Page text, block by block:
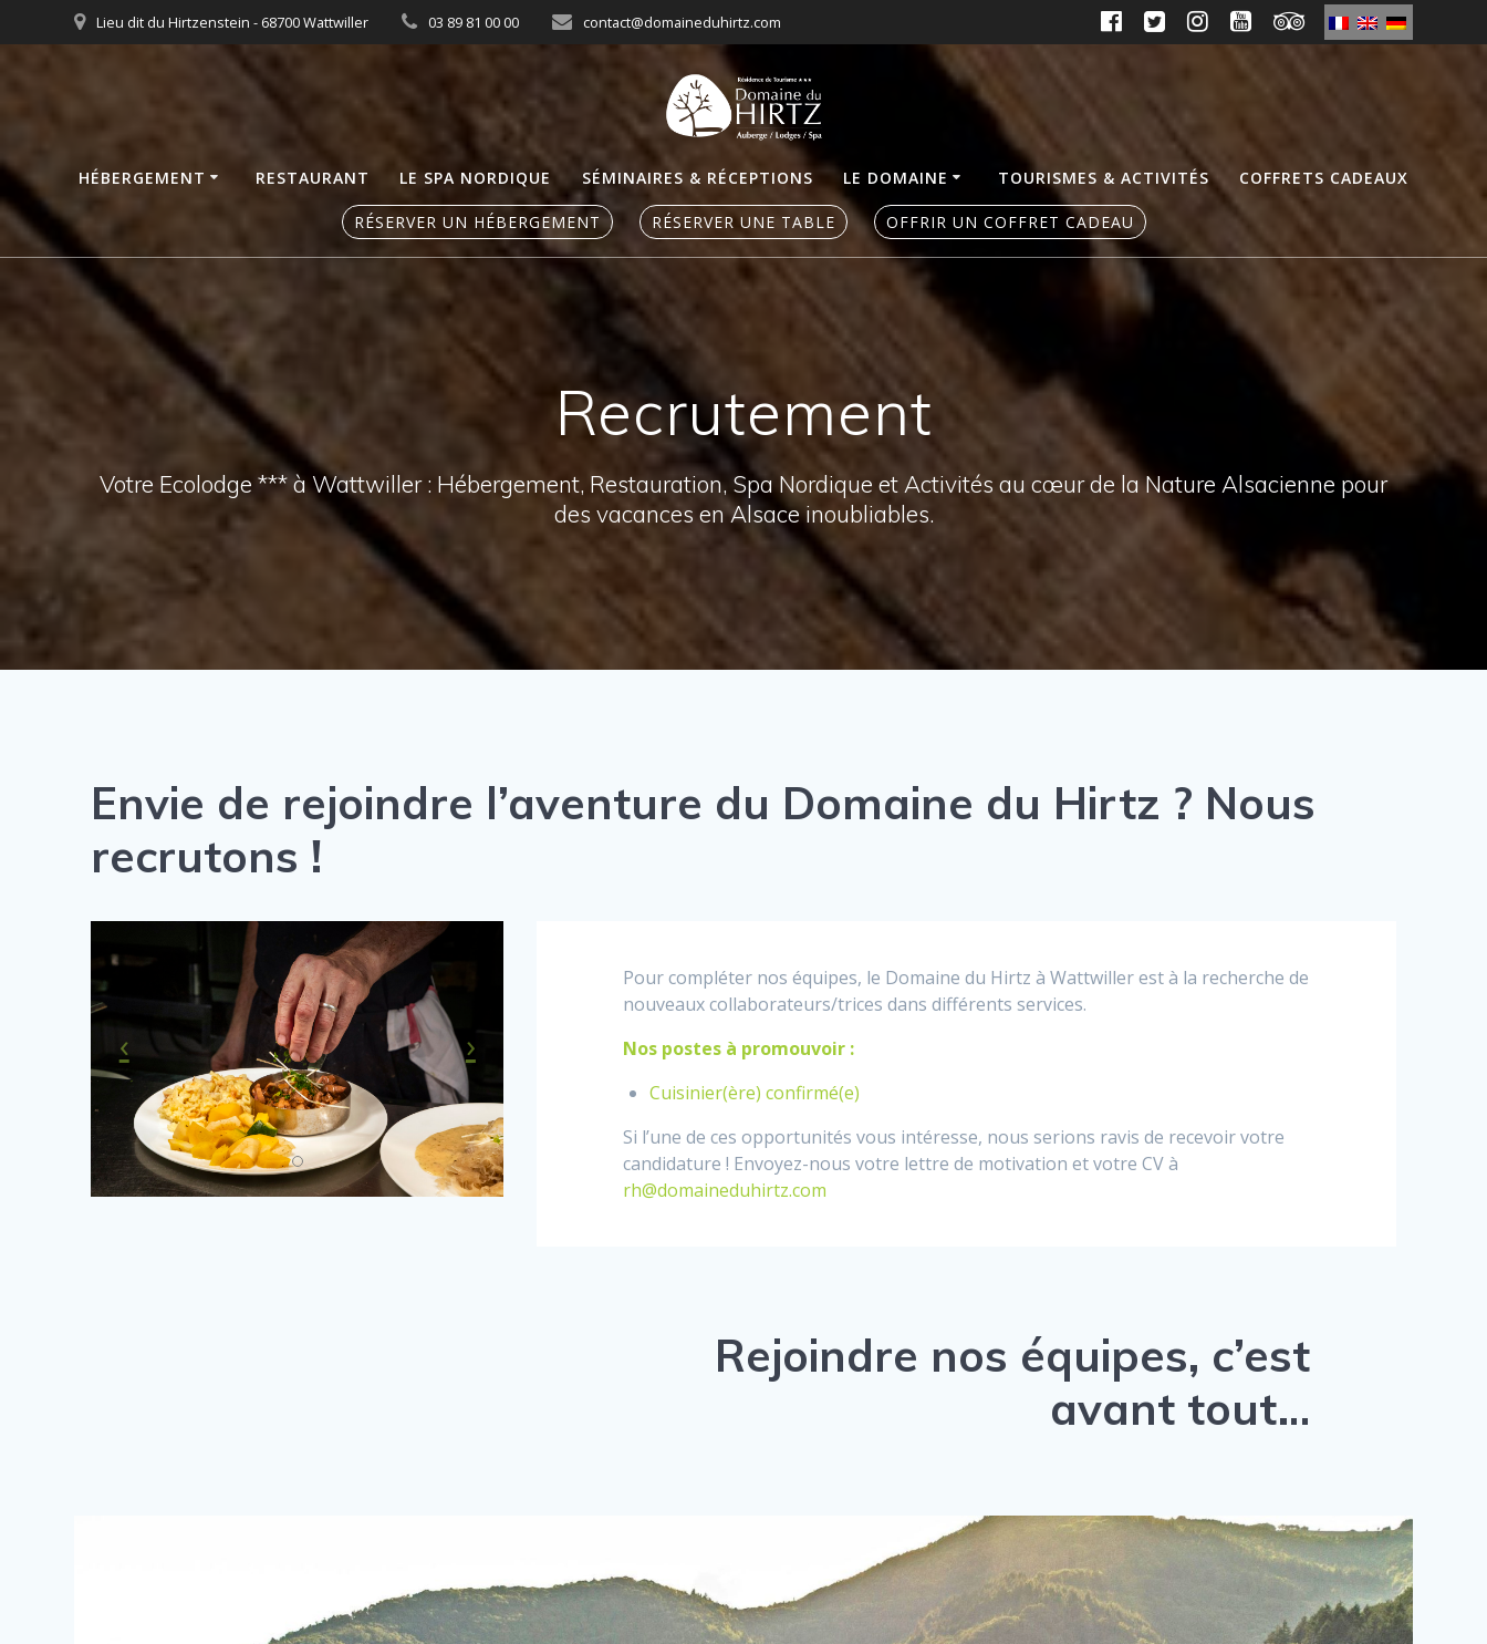
to
Lieu dit du Hirtzenstein - 68700 Wattwiller 03 89 81 00 00 contact@domaineduhirtz.com
HÉBERGEMENT RESTAURANT LE SPA NORDIQUE SÉMINAIRES & RÉCEPTIONS LE DOMAINE TOURISMES & ACTIVITÉS COFFRETS CADEAUX
RÉSERVER UN HÉBERGEMENT RÉSERVER UNE TABLE OFFRIR UN COFFRET CADEAU
Recrutement
Votre Ecolodge *** à Wattwiller : Hébergement, Restauration, Spa Nordique et Activités au cœur de la Nature Alsacienne pour
des vacances en Alsace inoubliables.
Envie de rejoindre l’aventure du Domaine du Hirtz ? Nous
recrutons !
Pour compléter nos équipes, le Domaine du Hirtz à Wattwiller est à la recherche de
nouveaux collaborateurs/trices dans différents services.
Nos postes à promouvoir :
Cuisinier(ère) confirmé(e)
Si l’une de ces opportunités vous intéresse, nous serions ravis de recevoir votre
candidature ! Envoyez-nous votre lettre de motivation et votre CV à
rh@domaineduhirtz.com
Rejoindre nos équipes, c’est
avant tout…